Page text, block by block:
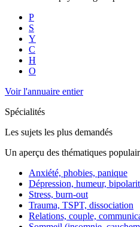
P
S
Y
C
H
O
Voir l'annuaire entier
Spécialités
Les sujets les plus demandés
Un aperçu des thématiques
Anxiété, phobies, panique
Dépression, humeur,
Stress, burn-out
Trauma, TSPT, dissociation
Relations, couple,